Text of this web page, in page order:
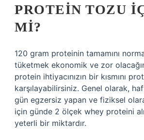
PROTEIN TOZU
MI?
120 gram proteinin tamamını
tüketmek ekonomik ve zor
protein ihtiyacınızın bir kısmını
karşılayabilirsiniz. Genel olarak,
gün egzersiz yapan ve fiziksel
için günde 2 ölçek whey proteini
yeterli bir miktardır.